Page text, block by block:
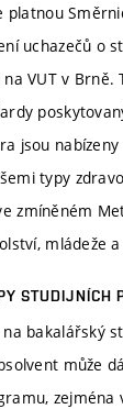
platnou
uchazečů o
VUT v Brně.
jsou
typy
zmíněném
mládeže
STUDIJNÍCH
bakalářský
může
zejména